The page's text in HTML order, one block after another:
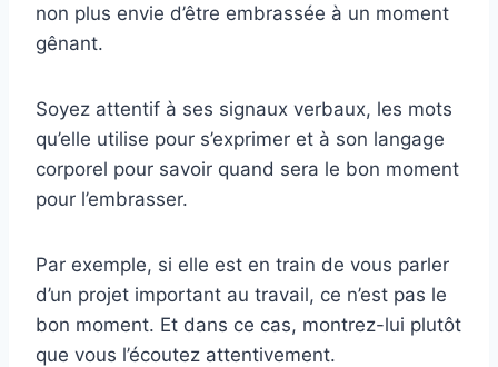
non plus envie d’être embrassée à un moment
gênant.
Soyez attentif à ses signaux verbaux, les mots
qu’elle utilise pour s’exprimer et à son langage
corporel pour savoir quand sera le bon moment
pour l’embrasser.
Par exemple, si elle est en train de vous parler
d’un projet important au travail, ce n’est pas le
bon moment. Et dans ce cas, montrez-lui plutôt
que vous l’écoutez attentivement.